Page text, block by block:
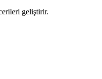
geliştirir.